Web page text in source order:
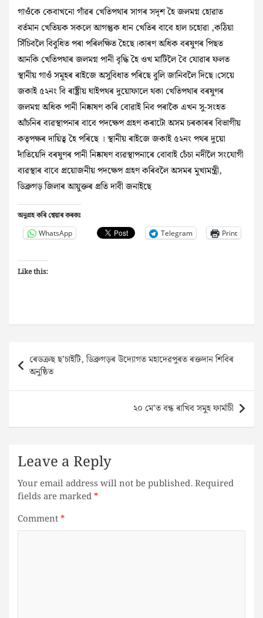
গাওঁকে কেবাখনো গাঁৱৰ খেতিপথাৰ সাগৰ সদৃশ হৈ জলমগ্ন হোৱাত
বৰ্তমান খেতিয়ক সকলে আগন্তুক ধান খেতিৰ বাবে হাল চহোৱা ,কঠিয়া
সিঁচিবলৈ বিবুধিত পৰা পৰিলক্ষিত হৈছে।কাৰণ অধিক বৰষুণৰ পিছত
আনকি খেতিপথাৰ জলমগ্ন পানী বৃদ্ধি হৈ ওখ মাটিলৈ বৈ যোৱাৰ ফলত
স্থানীয় গাওঁ সমূহৰ ৰাইজে অসুবিধাত পৰিছে বুলি জানিবলৈ দিছে।সেয়ে
জকাই ৫২নং বি ৰাষ্ট্ৰীয় ঘাইপথৰ দুয়োফালে থকা খেতিপথাৰ বৰষুণৰ
জলমগ্ন অধিক পানী নিষ্কাষণ কৰি বোৱাই নিব পৰাকৈ এখন সু-সংহত
আঁচনিৰ ব্যৱস্থাপনাৰ বাবে পদক্ষেপ গ্ৰহণ কৰাটো অসম চৰকাৰৰ বিভাগীয়
কতৃপক্ষৰ দায়িত্ব হৈ পৰিছে । স্থানীয় ৰাইজে জকাই ৫২নং পথৰ দুয়ো
দাঁতিয়েদি বৰষুণৰ পানী নিষ্কাষণ ব্যৱস্থাপনাৰে বোবাই চেঁচা নদীলৈ সংযোগী
ব্যৱস্থাৰ বাবে প্ৰয়োজনীয় পদক্ষেপ গ্ৰহণ কৰিবলৈ অসমৰ মুখ্যমন্ত্ৰী,
ডিব্ৰুগড় জিলাৰ আয়ুক্তৰ প্ৰতি দাবী জনাইছে
অনুগ্ৰহ কৰি শ্বেয়াৰ কৰকঃ
WhatsApp Telegram Print
Like this:
Post
navigation
ৰেডক্ৰছ ছ’চাইটি, ডিব্ৰুগড়ৰ উদ্যোগত মহাদেৱপুৰত ৰক্তদান শিবিৰ
অনুষ্ঠিত
২০ মে’ত বন্ধ ৰাখিব সমুহ ফাৰ্মাচী
Leave a Reply
Your email address will not be published.Required
fields are marked*
Comment*